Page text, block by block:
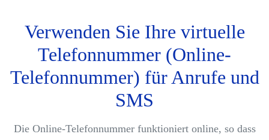
Verwenden Sie Ihre virtuelle
Telefonnummer (Online-
Telefonnummer) für Anrufe und
SMS
Die Online-Telefonnummer funktioniert online, so dass